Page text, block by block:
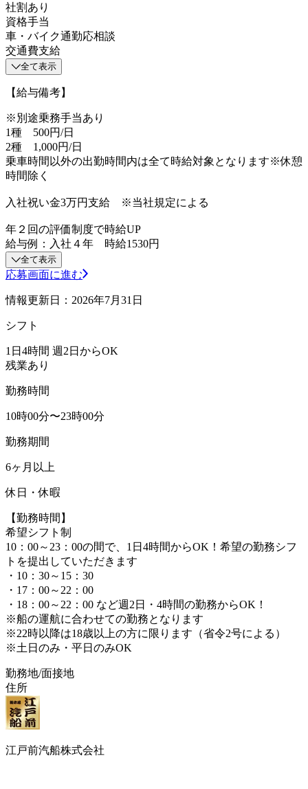
社割あり
資格手当
車・バイク通勤応相談
交通費支給
全て表示
【給与備考】
※別途乗務手当あり
1種 500円/日
2種 1,000円/日
乗車時間以外の出勤時間内は全て時給対象となります※休憩
時間除く
入社祝い金3万円支給 ※当社規定による
年２回の評価制度で時給UP
給与例：入社４年 時給1530円
全て表示
応募画面に進む
情報更新日：2026年7月31日
シフト
1日4時間 週2日からOK
残業あり
勤務時間
10時00分〜23時00分
勤務期間
6ヶ月以上
休日・休暇
【勤務時間】
希望シフト制
10：00～23：00の間で、1日4時間からOK！希望の勤務シフ
トを提出していただきます
・10：30～15：30
・17：00～22：00
・18：00～22：00 など週2日・4時間の勤務からOK！
※船の運航に合わせての勤務となります
※22時以降は18歳以上の方に限ります（省令2号による）
※土日のみ・平日のみOK
勤務地/面接地
住所
江戸前汽船株式会社